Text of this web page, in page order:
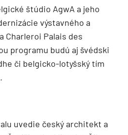
štúdio AgwA a jeho
výstavného a
Charleroi Palais des
programu budú aj švédski
či belgicko-lotyšský tím
uvedie český architekt a